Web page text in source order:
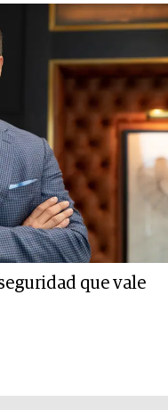
que vale